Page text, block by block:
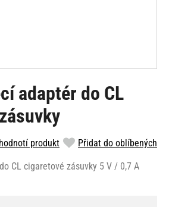
adaptér do CL
produkt Přidat do oblíbených
CL cigaretové zásuvky 5 V / 0,7 A